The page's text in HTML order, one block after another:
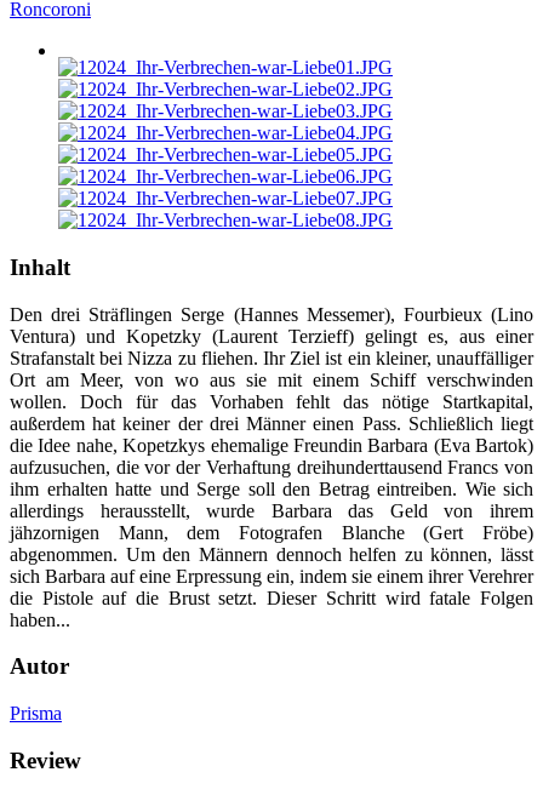
Roncoroni
Inhalt
Den drei Sträflingen Serge (Hannes Messemer), Fourbieux (Lino
Ventura) und Kopetzky (Laurent Terzieff) gelingt es, aus einer
Strafanstalt bei Nizza zu fliehen. Ihr Ziel ist ein kleiner, unauffälliger
Ort am Meer, von wo aus sie mit einem Schiff verschwinden
wollen. Doch für das Vorhaben fehlt das nötige Startkapital,
außerdem hat keiner der drei Männer einen Pass. Schließlich liegt
die Idee nahe, Kopetzkys ehemalige Freundin Barbara (Eva Bartok)
aufzusuchen, die vor der Verhaftung dreihunderttausend Francs von
ihm erhalten hatte und Serge soll den Betrag eintreiben. Wie sich
allerdings herausstellt, wurde Barbara das Geld von ihrem
jähzornigen Mann, dem Fotografen Blanche (Gert Fröbe)
abgenommen. Um den Männern dennoch helfen zu können, lässt
sich Barbara auf eine Erpressung ein, indem sie einem ihrer Verehrer
die Pistole auf die Brust setzt. Dieser Schritt wird fatale Folgen
haben...
Autor
Prisma
Review